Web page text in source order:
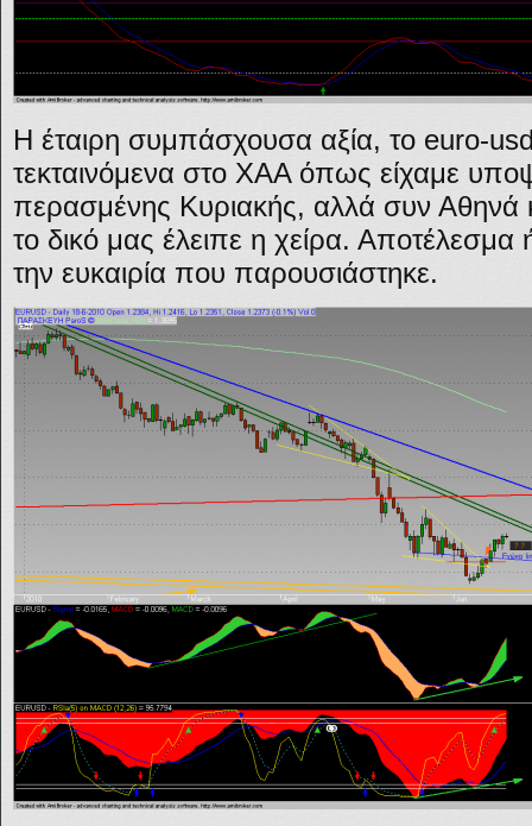
Η έταιρη συμπάσχουσα αξία, το euro-
τεκταινόμενα στο ΧΑΑ όπως είχαμε
περασμένης Κυριακής, αλλά συν Αθηνά
το δικό μας έλειπε η χείρα. Αποτέλεσμα
την ευκαιρία που παρουσιάστηκε.